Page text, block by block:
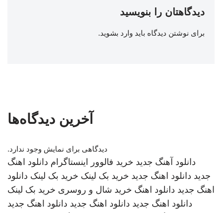
دیدگاهتان را بنویسید
برای نوشتن دیدگاه باید وارد بشوید.
آخرین دیدگاه‌ها
دیدگاهی برای نمایش وجود ندارد.
دانلود آهنگ جدید خرید فالوور اینستاگرام دانلود اهنگ
جدید دانلود اهنگ جدید خرید بک لینک خرید بک لینک دانلود
اهنگ جدید دانلود اهنگ خرید شال و روسری خرید بک لینک
دانلود اهنگ جدید دانلود اهنگ جدید دانلود اهنگ جدید